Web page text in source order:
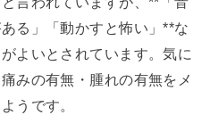
る」「動かすと怖い」**な
よいとされています。気に
みの有無・腫れの有無をメ
うです。